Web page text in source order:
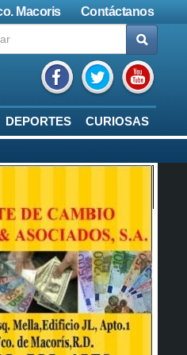
Contáctanos
Macoris
DEPORTES CURIOSAS